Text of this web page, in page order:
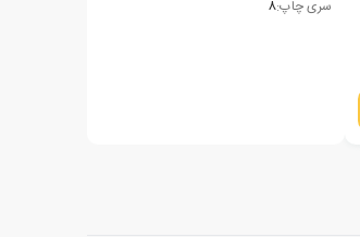
سری چاپ:8